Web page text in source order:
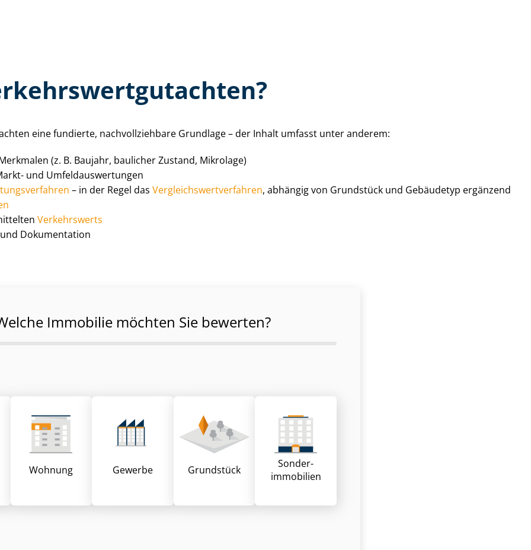
eine fundierte, nach­voll­zieh­ba­re Grundlage – der Inhalt umfasst unter anderem:
(z. B. Baujahr, baulicher Zustand, Mikrolage)
und Um­feld­aus­wer­tun­gen
– in der Regel das Ver­gleichs­wert­ver­fah­ren, abhängig von Grundstück und Gebäudetyp ergänzend
Verkehrswerts
Dokumentation
Immobilie möchten Sie bewerten?
Wohnung Gewerbe Grund­stück
Sonder­
immobilien